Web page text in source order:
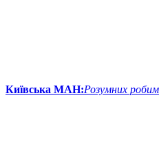
Київська МАН:Розумних